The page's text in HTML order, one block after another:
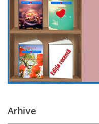
Arhive